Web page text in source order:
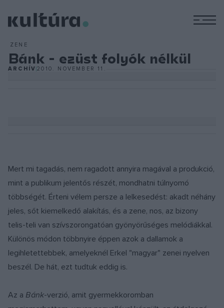
ZENE
Bánk - ezüst folyók nélkül
ARCHÍV2010. NOVEMBER 11.
Mert mi tagadás, nem ragadott annyira magával a produkció,
mint a publikum jelentős részét, mondhatni túlnyomó
többségét. Érteni vélem persze a lelkesedést: akadt néhány
jeles, sőt kiemelkedő alakítás, és a zene, nos, az bizony
telis-teli van szívszorongatóan gyönyörűséges melódiákkal.
Különös módon többnyire éppen azok a dallamok a
legihletettebbek, amelyeknél Erkel "magyar" zenei nyelven
beszél. De hát, ezt tudtuk eddig is.
Az a Bánk-verzió, amit gyermekkoromban